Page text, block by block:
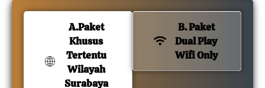
A.Paket
Khusus
Tertentu
Wilayah
Surabaya
B. Paket
Dual Play
Wifi Only